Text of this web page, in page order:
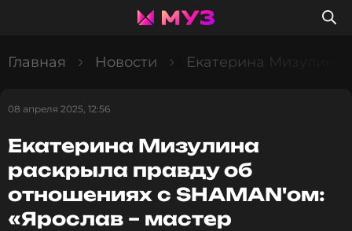
Главная Новости Екатерина Мизулина
08 апреля 2025, 12:56
Екатерина Мизулина
раскрыла правду об
отношениях с SHAMAN'ом:
«Ярослав – мастер